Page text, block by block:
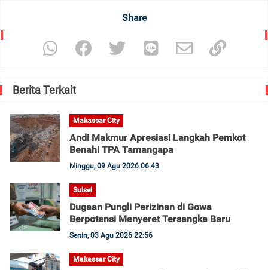
Share
Berita Terkait
Makassar City
Andi Makmur Apresiasi Langkah Pemkot
Benahi TPA Tamangapa
Minggu, 09 Agu 2026 06:43
Sulsel
Dugaan Pungli Perizinan di Gowa
Berpotensi Menyeret Tersangka Baru
Senin, 03 Agu 2026 22:56
Makassar City